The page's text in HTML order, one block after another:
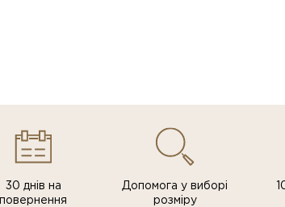
30 днів на
повернення
Допомога у виборі
розміру